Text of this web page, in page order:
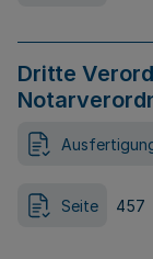
Dritte
Seite 457